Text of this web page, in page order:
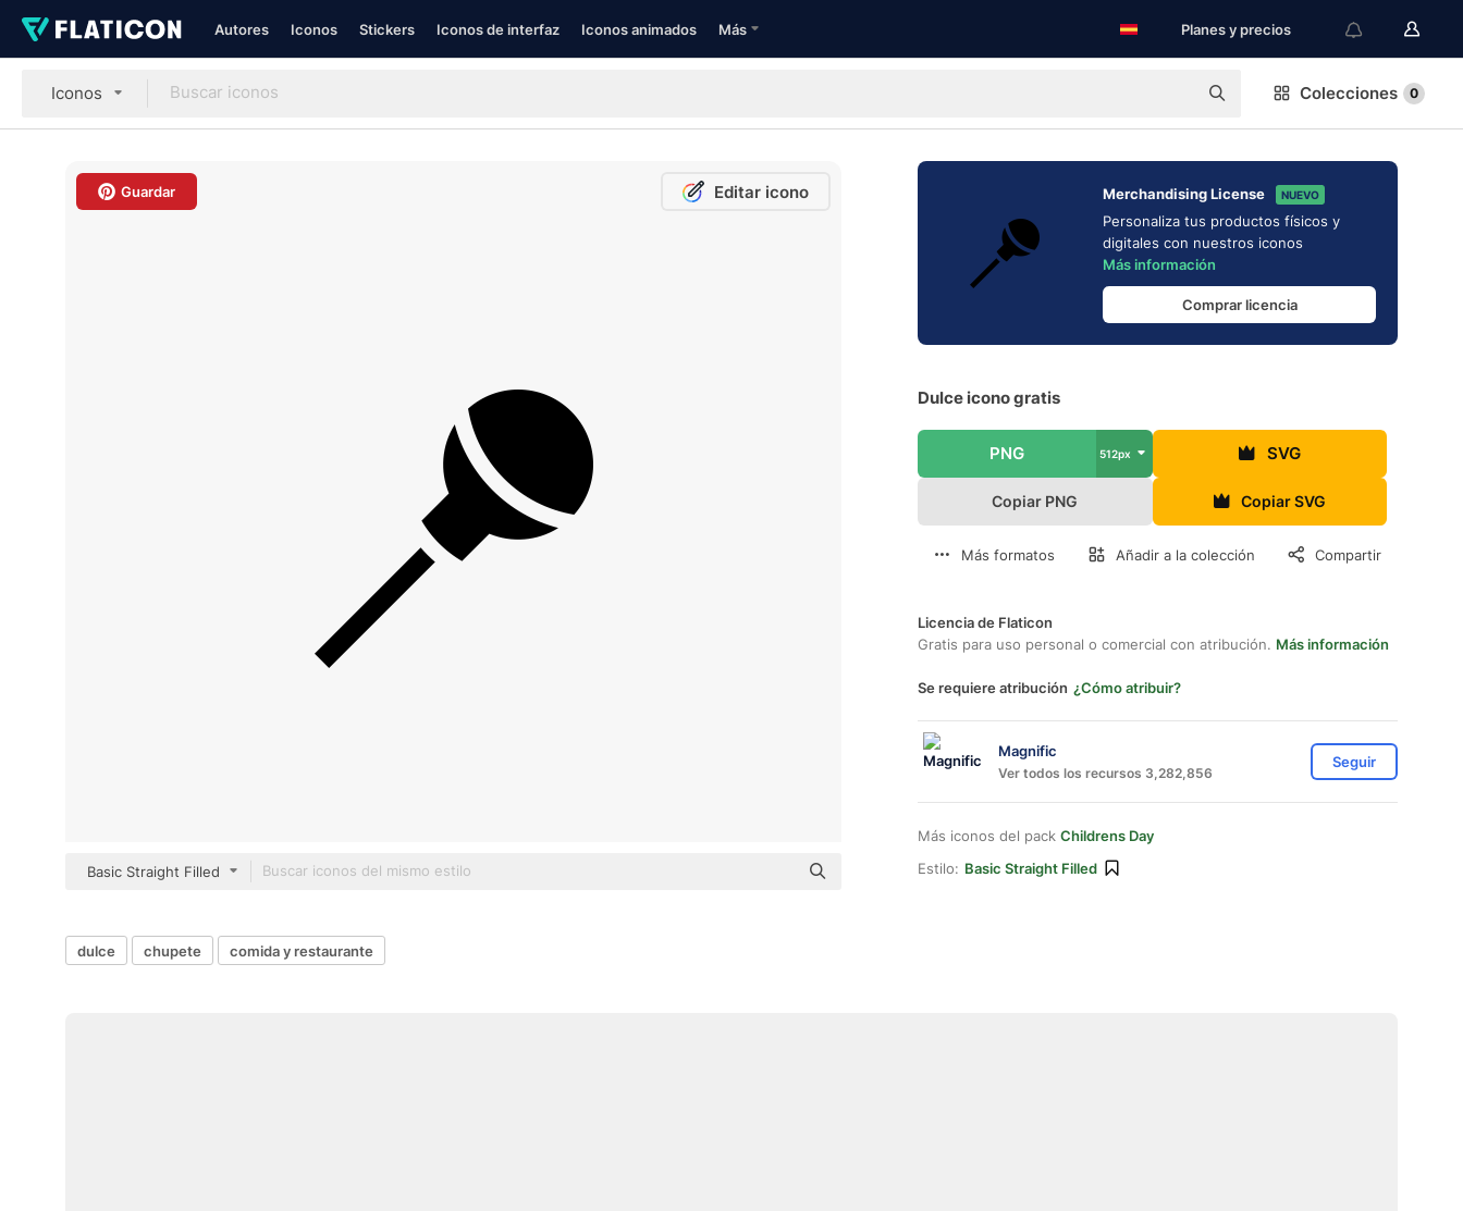
Autores Iconos Stickers Iconos de interfaz Iconos animados Más Planes y precios
Iconos Colecciones 0
Guardar Editar icono
Basic Straight Filled
Merchandising License NUEVO
Personaliza tus productos físicos y
digitales con nuestros iconos
Más información
Comprar licencia
Dulce icono gratis
PNG 512px SVG
Copiar PNG Copiar SVG
Más formatos Añadir a la colección Compartir
Licencia de Flaticon
Gratis para uso personal o comercial con atribución. Más información
Se requiere atribución ¿Cómo atribuir?
Magnific
Ver todos los recursos 3,282,856
Seguir
Más iconos del pack Childrens Day
Estilo: Basic Straight Filled
dulce chupete comida y restaurante